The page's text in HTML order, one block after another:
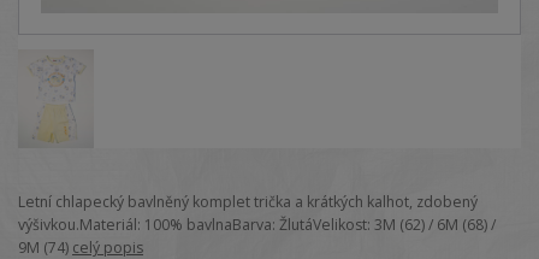
Letní chlapecký bavlněný komplet trička a krátkých kalhot, zdobený
výšivkou.Materiál: 100% bavlnaBarva: ŽlutáVelikost: 3M (62) / 6M (68) /
9M (74) celý popis